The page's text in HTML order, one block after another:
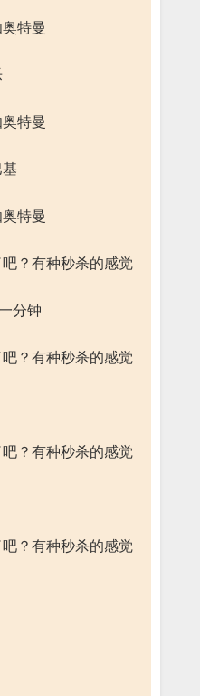
特曼
特曼
特曼
？有种秒杀的感觉
分钟
？有种秒杀的感觉
？有种秒杀的感觉
？有种秒杀的感觉